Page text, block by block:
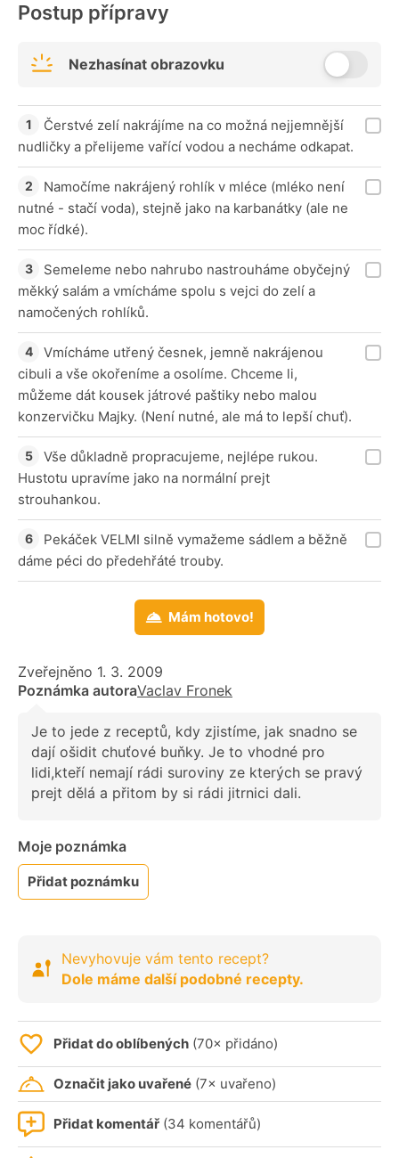
Postup přípravy
Nezhasínat obrazovku
Čerstvé zelí nakrájíme na co možná nejjemnější
nudličky a přelijeme vařící vodou a necháme odkapat.
Namočíme nakrájený rohlík v mléce (mléko není
nutné - stačí voda), stejně jako na karbanátky (ale ne
moc řídké).
Semeleme nebo nahrubo nastrouháme obyčejný
měkký salám a vmícháme spolu s vejci do zelí a
namočených rohlíků.
Vmícháme utřený česnek, jemně nakrájenou
cibuli a vše okořeníme a osolíme. Chceme li,
můžeme dát kousek játrové paštiky nebo malou
konzervičku Majky. (Není nutné, ale má to lepší chuť).
Vše důkladně propracujeme, nejlépe rukou.
Hustotu upravíme jako na normální prejt
strouhankou.
Pekáček VELMI silně vymažeme sádlem a běžně
dáme péci do předehřáté trouby.
Mám hotovo!
Zveřejněno 1. 3. 2009
Poznámka autoraVaclav Fronek
Je to jede z receptů, kdy zjistíme, jak snadno se
dají ošidit chuťové buňky. Je to vhodné pro
lidi,kteří nemají rádi suroviny ze kterých se pravý
prejt dělá a přitom by si rádi jitrnici dali.
Moje poznámka
Přidat poznámku
Nevyhovuje vám tento recept?
Dole máme další podobné recepty.
Přidat do oblíbených (70× přidáno)
Označit jako uvařené (7× uvařeno)
Přidat komentář (34 komentářů)